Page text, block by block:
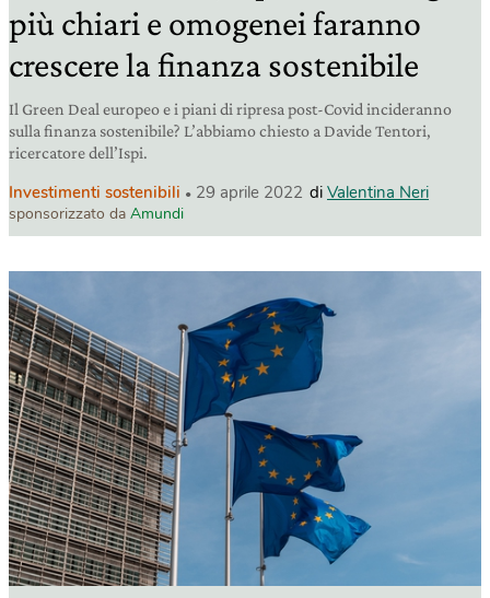
più chiari e omogenei faranno
crescere la finanza sostenibile
Il Green Deal europeo e i piani di ripresa post-Covid incideranno
sulla finanza sostenibile? L’abbiamo chiesto a Davide Tentori,
ricercatore dell’Ispi.
Investimenti sostenibili 29 aprile 2022 di Valentina Neri
sponsorizzato da Amundi